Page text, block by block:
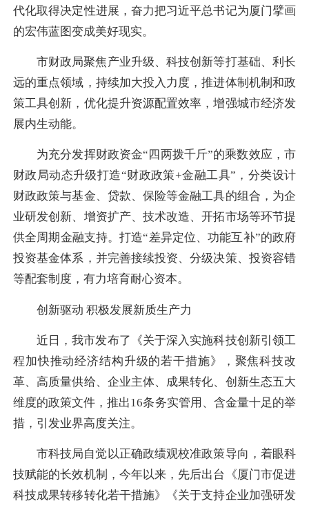
代化取得决定性进展，奋力把习近平总书记为厦门擘画
的宏伟蓝图变成美好现实。
市财政局聚焦产业升级、科技创新等打基础、利长
远的重点领域，持续加大投入力度，推进体制机制和政
策工具创新，优化提升资源配置效率，增强城市经济发
展内生动能。
为充分发挥财政资金“四两拨千斤”的乘数效应，市
财政局动态升级打造“财政政策+金融工具”，分类设计
财政政策与基金、贷款、保险等金融工具的组合，为企
业研发创新、增资扩产、技术改造、开拓市场等环节提
供全周期金融支持。打造“差异定位、功能互补”的政府
投资基金体系，并完善接续投资、分级决策、投资容错
等配套制度，有力培育耐心资本。
创新驱动 积极发展新质生产力
近日，我市发布了《关于深入实施科技创新引领工
程加快推动经济结构升级的若干措施》，聚焦科技改
革、高质量供给、企业主体、成果转化、创新生态五大
维度的政策文件，推出16条务实管用、含金量十足的举
措，引发业界高度关注。
市科技局自觉以正确政绩观校准政策导向，着眼科
技赋能的长效机制，今年以来，先后出台《厦门市促进
科技成果转移转化若干措施》《关于支持企业加强研发